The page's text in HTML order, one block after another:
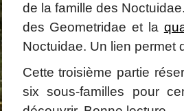
de la famille des
des Geometridae et la
Noctuidae. Un lien permet
Cette troisième partie
six sous-familles pour